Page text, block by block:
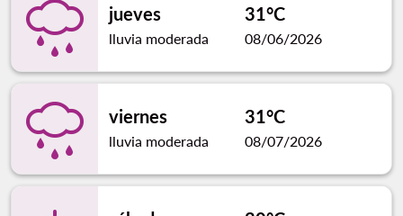
jueves
lluvia moderada
31°C
08/06/2026
viernes
lluvia moderada
31°C
08/07/2026